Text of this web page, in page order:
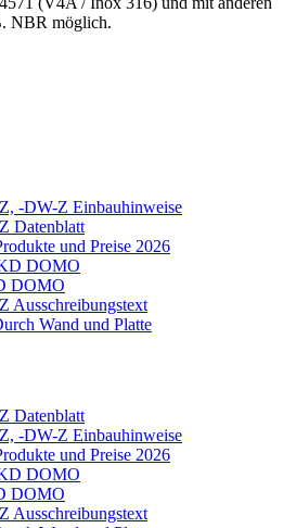
NBR möglich.
-DW-Z Einbauhinweise
Datenblatt
und Preise 2026
DOMO
DOMO
Wand und Platte
Datenblatt
-DW-Z Einbauhinweise
und Preise 2026
DOMO
DOMO